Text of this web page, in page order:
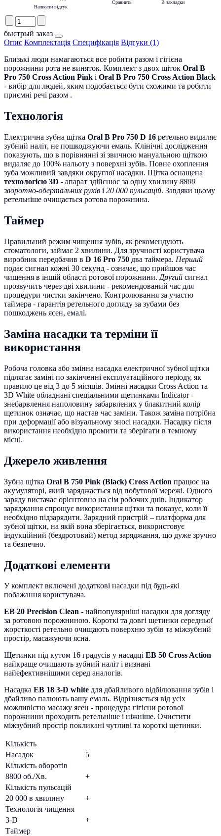
Написати відгук
Сравнить В закладки
быстрый заказ
Опис Комплектація Специфікація Відгуки (1)
Близькі люди намагаються все робити разом і гігієна
порожнини рота не виняток. Комплект з двох щіток Oral B
Pro 750 Cross Action Pink і Oral B Pro 750 Cross Action Black
- вибір для людей, яким подобається бути схожими та робити
приємні речі разом .
Технологія
Електрична зубна щітка Oral B Pro 750 D 16 ретельно видаляє
зубний наліт, не пошкоджуючи емаль. Клінічні дослідження
показують, що в порівнянні зі звичною мануальною щіткою
видаляє до 100% нальоту з поверхні зубів. Повне охоплення
зуба можливий завдяки округлої насадки. Щітка оснащена
технологією 3D - апарат здійснює за одну хвилину 8800
зворотно-обертальних рухів і 20 000 пульсацій. Завдяки цьому
ретельніше очищається ротова порожнина.
Таймер
Правильний режим чищення зубів, як рекомендують
стоматологи, займає 2 хвилини. Для зручності користувача
виробник передбачив в D 16 Pro 750 два таймера. Перший
подає сигнал кожні 30 секунд - означає, що прийшов час
чищення в іншій області ротової порожнини. Другий сигнал
прозвучить через дві хвилини - рекомендований час для
процедури чистки закінчено. Контролювання за участю
таймера - гарантія ретельного догляду за зубами без
пошкоджень ясен, емалі.
Заміна насадки та терміни її
використання
Робоча головка або змінна насадка електричної зубної щітки
підлягає заміні по закінченні експлуатаційного періоду, як
правило це від 3 до 5 місяців. Змінні насадки Cross Action та
3D White обладнані спеціальними щетинками Indicator -
знебарвлення наполовину забарвлених у блакитний колір
щетинок означає, що настав час заміни. Також заміна потрібна
при деформації або візуальному зносі насадки. Насадку після
використання необхідно промити та зберігати в темному
місці.
Джерело живлення
Зубна щітка Oral B 750 Pink (Black) Cross Action працює на
акумуляторі, який заряджається від побутової мережі. Одного
заряду вистачає орієнтовно на сім робочих днів. Індикатор
заряджання спрощує використання щітки та показує, коли її
необхідно підзарядити. Зарядний пристрій – платформа для
зубної щітки, на якій вона зберігається, використовує
індукційний (бездротовий) метод заряджання, що дуже зручно
та безпечно.
Додаткові елементи
У комплект включені додаткові насадки під будь-які
побажання користувача.
EB 20 Precision Clean - найпопулярніші насадки для догляду
за ротовою порожниною. Короткі та довгі щетинки середньої
жорсткості ретельно очищають поверхню зубів та міжзубний
простір, масажуючи ясна.
Щетинки під кутом 16 градусів у насадці EB 50 Cross Action
найкраще очищають зубний наліт і визнані
найефективнішими серед аналогів.
Насадка EB 18 3-D white для дбайливого відбілювання зубів і
дбайливо палюють вашу емаль. Відрізняється від усіх
можливістю масажу ясен - процедура гігієни ротової
порожнини проходить ретельніше і ніжніше. Очистити
міжзубний простір покликані чутливі та короткі щетинки.
Кількість
Насадок
5
Кількість оборотів
8800 об./Хв.
+
Кількість пульсацій
20 000 в хвилину
+
Технологія чищення
3-D
+
Таймер